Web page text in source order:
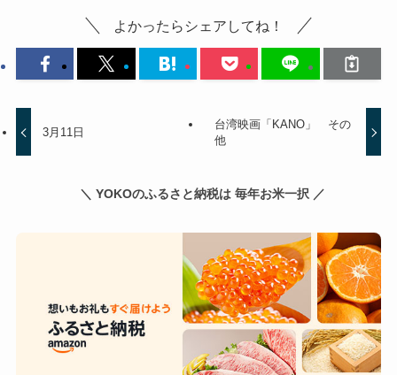
よかったらシェアしてね！
3月11日
台湾映画「KANO」 その
他
＼ YOKOのふるさと納税は 毎年お米一択 ／